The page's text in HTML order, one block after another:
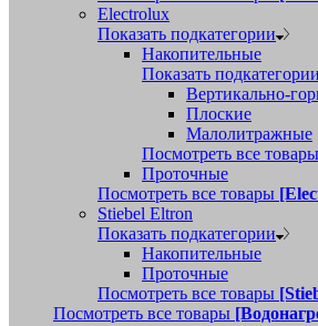
Electrolux
Показать подкатегории
Накопительные
Показать подкатегории
Вертикально-
Плоские
Малолитражные
Посмотреть все товары
Проточные
Посмотреть все товары
Stiebel Eltron
Показать подкатегории
Накопительные
Проточные
Посмотреть все товары
Посмотреть все товары